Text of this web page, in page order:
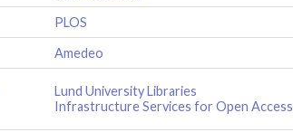
PLOS
Amedeo
Lund University Libraries
Infrastructure Services for Open Access